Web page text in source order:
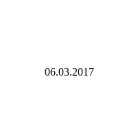
06.03.2017